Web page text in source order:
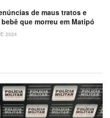
de maus tratos e
que morreu em Matipó
2024